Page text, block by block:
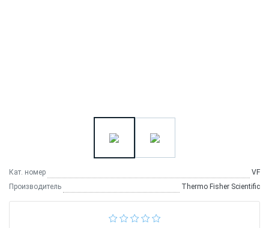
Кат. номер
VF
Производитель
Thermo Fisher Scientific